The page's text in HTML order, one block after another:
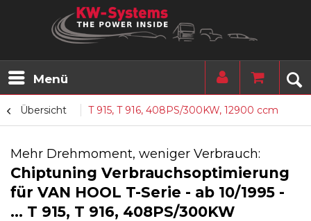
Menü
Übersicht T 915, T 916, 408PS/300KW, 12900 ccm
Mehr Drehmoment, weniger Verbrauch:
Chiptuning Verbrauchsoptimierung
für VAN HOOL T-Serie - ab 10/1995 -
... T 915, T 916, 408PS/300KW